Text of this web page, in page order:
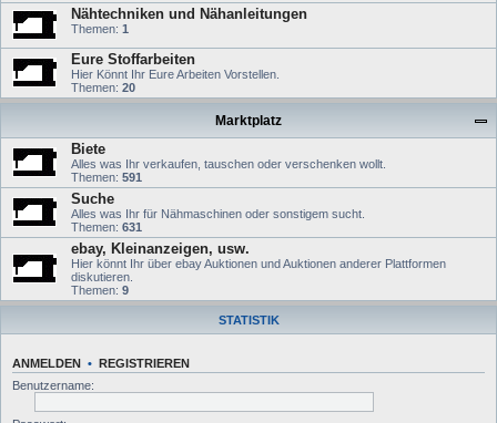
Nähtechniken und Nähanleitungen
Themen: 1
Eure Stoffarbeiten
Hier Könnt Ihr Eure Arbeiten Vorstellen.
Themen: 20
Marktplatz
Biete
Alles was Ihr verkaufen, tauschen oder verschenken wollt.
Themen: 591
Suche
Alles was Ihr für Nähmaschinen oder sonstigem sucht.
Themen: 631
ebay, Kleinanzeigen, usw.
Hier könnt Ihr über ebay Auktionen und Auktionen anderer Plattformen
diskutieren.
Themen: 9
STATISTIK
ANMELDEN • REGISTRIEREN
Benutzername: